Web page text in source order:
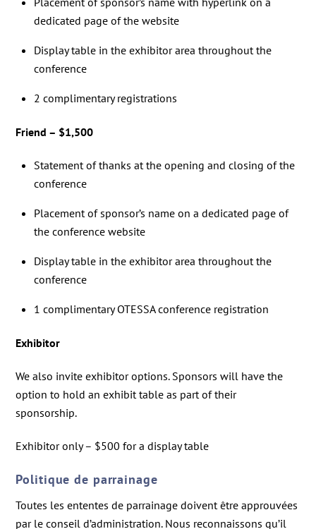
dedicated page of the website
Display table in the exhibitor area throughout the
conference
2 complimentary registrations
Friend – $1,500
Statement of thanks at the opening and closing of the
conference
Placement of sponsor’s name on a dedicated page of
the conference website
Display table in the exhibitor area throughout the
conference
1 complimentary OTESSA conference registration
Exhibitor
We also invite exhibitor options. Sponsors will have the
option to hold an exhibit table as part of their
sponsorship.
Exhibitor only – $500 for a display table
Politique de parrainage
Toutes les ententes de parrainage doivent être approuvées
par le conseil d’administration. Nous reconnaissons qu’il